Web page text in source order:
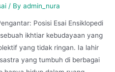
/ Byadmin_nura
Posisi Esai Ensiklopedi
ikhtiar kebudayaan yang
yang tidak ringan. Ia lahir
yang tumbuh di berbagai